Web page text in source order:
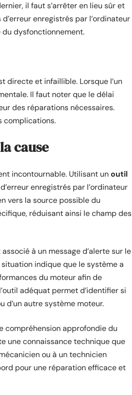
il faut s’arrêter en lieu sûr et
enregistrés par l’ordinateur
du dysfonctionnement.
directe et infaillible. Lorsque l’un
Il faut noter que le délai
des réparations nécessaires.
complications.
cause
incontournable. Utilisant unoutil
enregistrés par l’ordinateur
vers la source possible du
réduisant ainsi le champ des
à un message d’alerte sur le
indique que le système a
du moteur afin de
adéquat permet d’identifier si
d’un autre système moteur.
compréhension approfondie du
une connaissance technique que
ou à un technicien
pour une réparation efficace et